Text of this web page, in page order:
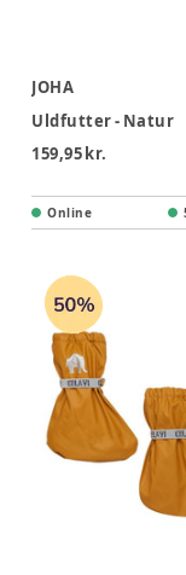
JOHA
Uldfutter - Natur
159,95 kr.
Online